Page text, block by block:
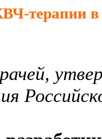
терапии